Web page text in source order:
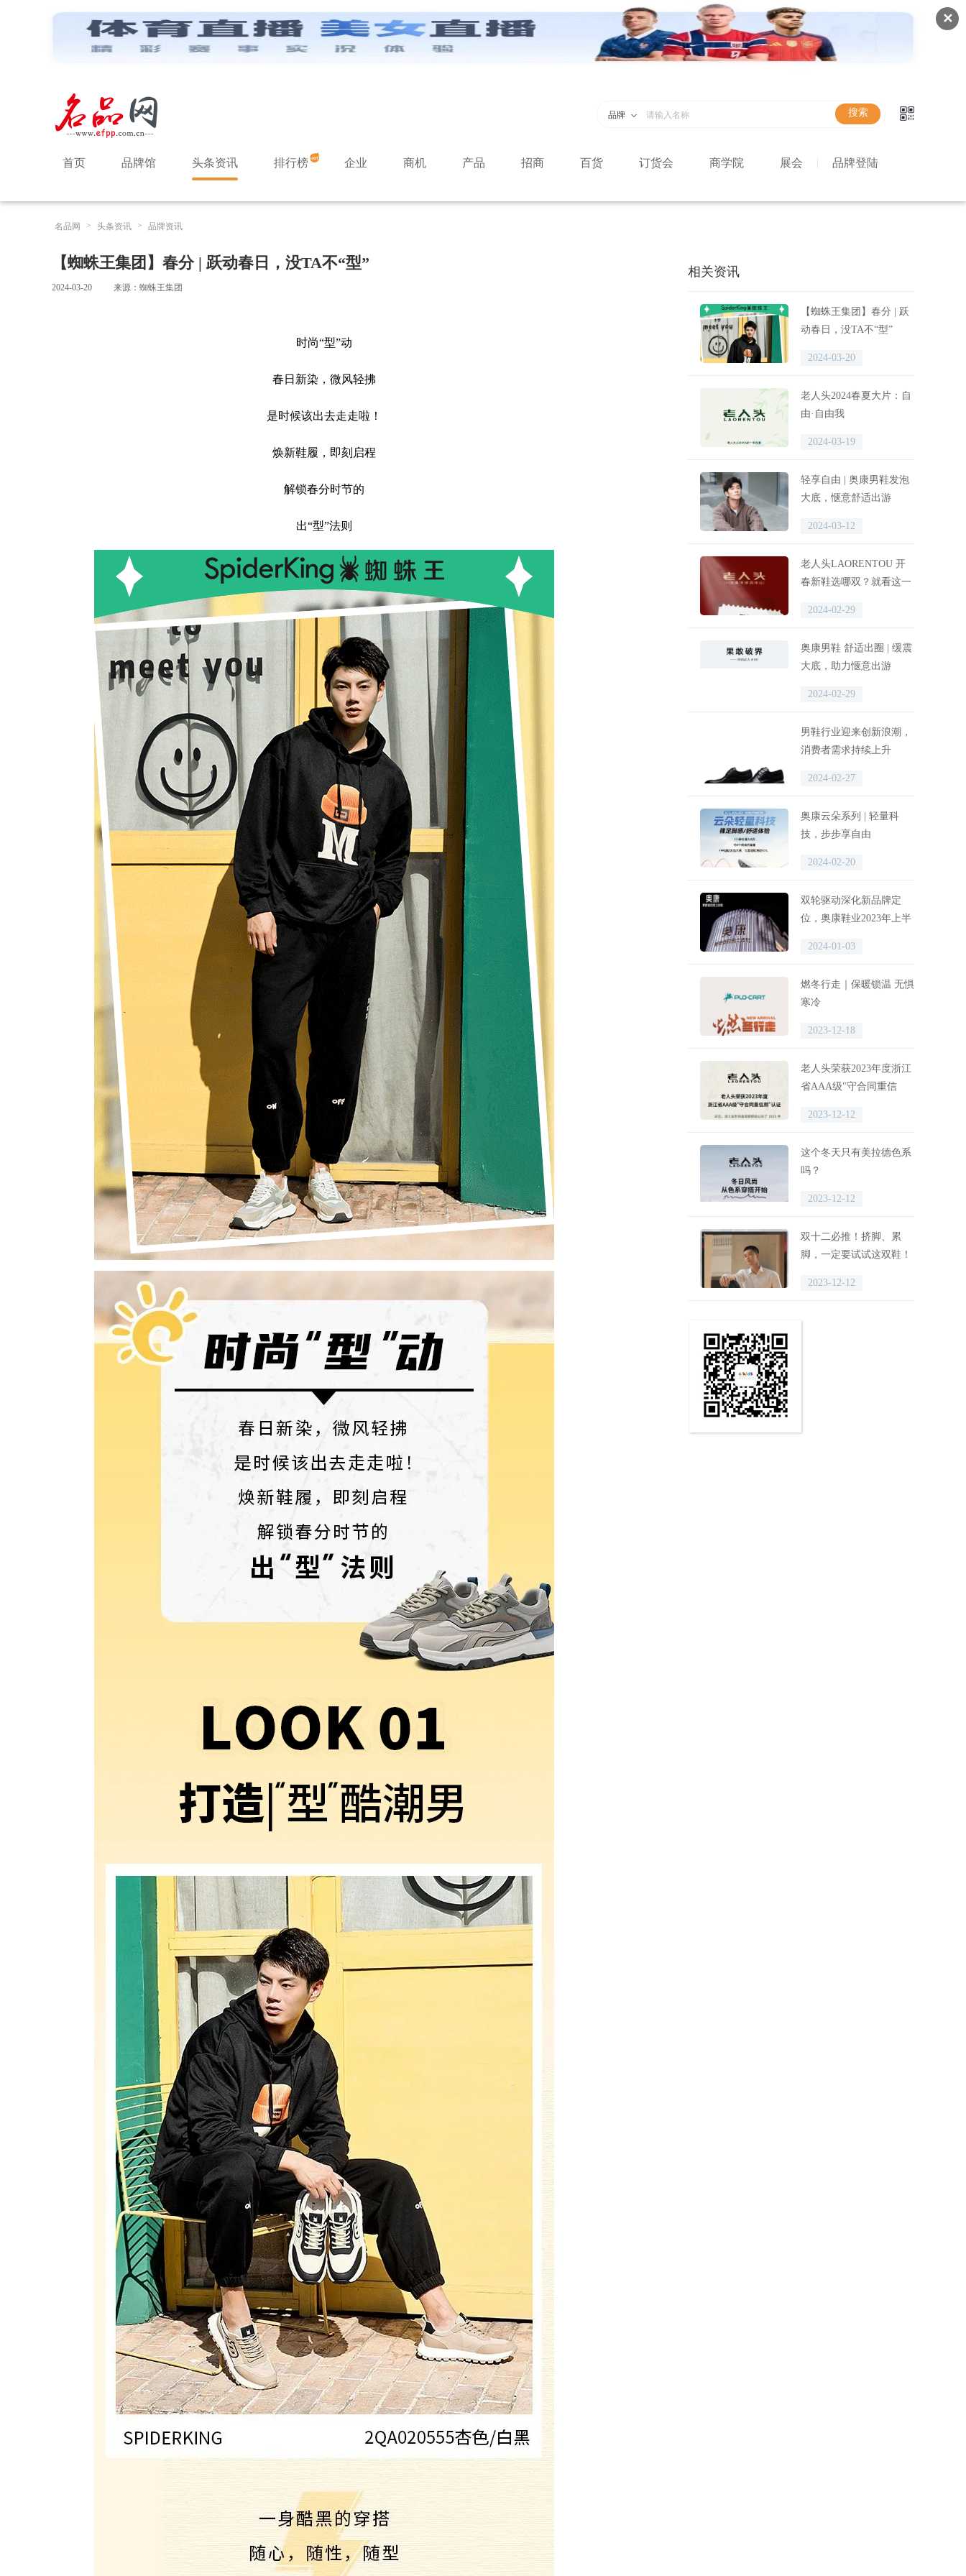
✕
品牌
首页 品牌馆 头条资讯 排行榜 企业 商机 产品 招商 百货 订货会 商学院 展会 品牌登陆
名品网 > 头条资讯 > 品牌资讯
【蜘蛛王集团】春分 | 跃动春日，没TA不“型”
2024-03-20 来源：蜘蛛王集团
时尚“型”动
春日新染，微风轻拂
是时候该出去走走啦！
焕新鞋履，即刻启程
解锁春分时节的
出“型”法则
相关资讯
【蜘蛛王集团】春分 | 跃
动春日，没TA不“型”
2024-03-20
老人头2024春夏大片：自
由·自由我
2024-03-19
轻享自由 | 奥康男鞋发泡
大底，惬意舒适出游
2024-03-12
老人头LAORENTOU 开
春新鞋选哪双？就看这一
2024-02-29
奥康男鞋 舒适出圈 | 缓震
大底，助力惬意出游
2024-02-29
男鞋行业迎来创新浪潮，
消费者需求持续上升
2024-02-27
奥康云朵系列 | 轻量科
技，步步享自由
2024-02-20
双轮驱动深化新品牌定
位，奥康鞋业2023年上半
2024-01-03
燃冬行走｜保暖锁温 无惧
寒冷
2023-12-18
老人头荣获2023年度浙江
省AAA级"守合同重信
2023-12-12
这个冬天只有美拉德色系
吗？
2023-12-12
双十二必推！挤脚、累
脚，一定要试试这双鞋！
2023-12-12